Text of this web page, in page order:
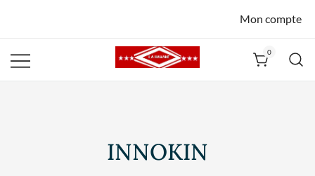
Mon compte
0
INNOKIN